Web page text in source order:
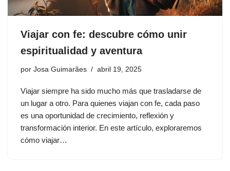
Viajar con fe: descubre cómo unir
espiritualidad y aventura
por Josa Guimarães abril 19, 2025
Viajar siempre ha sido mucho más que trasladarse de
un lugar a otro. Para quienes viajan con fe, cada paso
es una oportunidad de crecimiento, reflexión y
transformación interior. En este artículo, exploraremos
cómo viajar…